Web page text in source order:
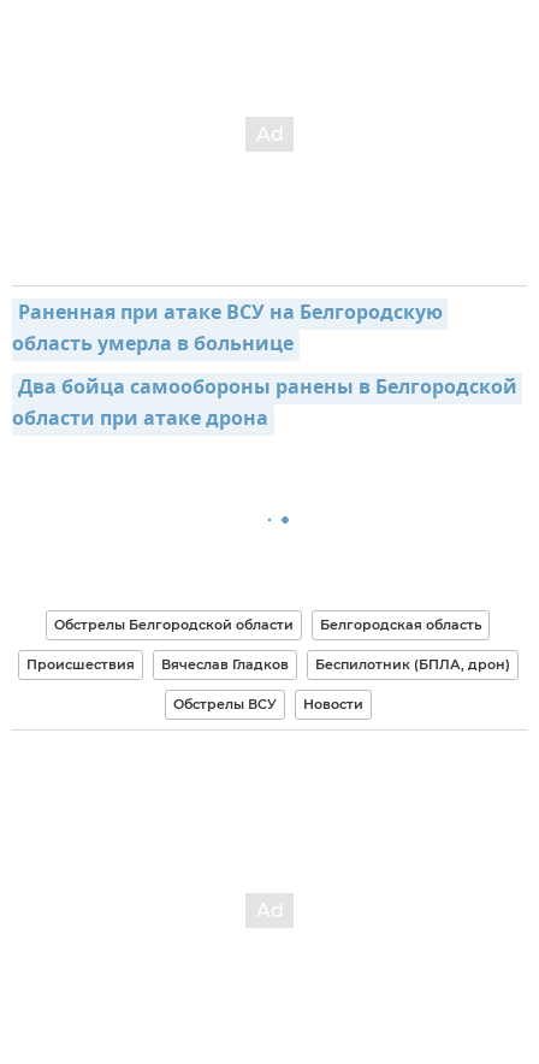
Раненная при атаке ВСУ на Белгородскую
область умерла в больнице
Два бойца самообороны ранены в Белгородской
области при атаке дрона
Обстрелы Белгородской области Белгородская область
Происшествия Вячеслав Гладков Беспилотник (БПЛА, дрон)
Обстрелы ВСУ Новости